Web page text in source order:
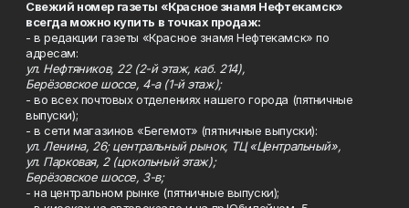
Свежий номер газеты «Красное знамя Нефтекамск»
всегда можно купить в точках продаж:
- в редакции газеты «Красное знамя Нефтекамск» по
адресам:
ул. Нефтяников, 22 (2-й этаж, каб. 214),
Берёзовское шоссе, 4-а (1-й этаж);
- во всех почтовых отделениях нашего города (пятничные
выпуски);
- в сети магазинов «Бегемот» (пятничные выпуски):
ул. Ленина, 26; центральный рынок, ТЦ «Центральный»,
ул. Парковая, 2 (цокольный этаж);
Берёзовское шоссе, 3-в;
- на центральном рынке (пятничные выпуски);